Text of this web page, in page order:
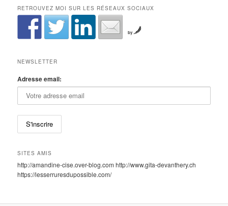
RETROUVEZ MOI SUR LES RÉSEAUX SOCIAUX
by
NEWSLETTER
Adresse email:
SITES AMIS
http://amandine-cise.over-blog.com http://www.gita-devanthery.ch
https://lesserruresdupossible.com/